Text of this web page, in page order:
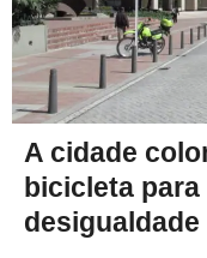
A cidade
bicicleta